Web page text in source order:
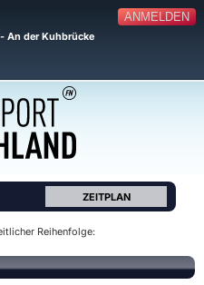
ANMELDEN
An der Kuhbrücke
ZEITPLAN
Reihenfolge: